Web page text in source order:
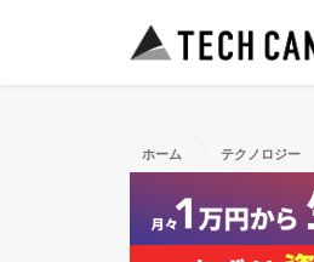
ホーム テクノロジー